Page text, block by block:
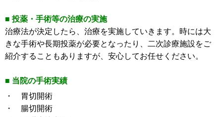
■ 投薬・手術等の治療の実施
治療法が決定したら、治療を実施していきます。時には大
きな手術や長期投薬が必要となったり、二次診療施設をご
紹介することもありますが、安心してお任せください。
■ 当院の手術実績
・ 胃切開術
・ 腸切開術